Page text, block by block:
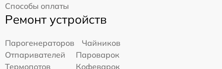
Способы оплаты
Ремонт устройств
Парогенераторов
Чайников
Отпаривателей
Пароварок
Термопотов
Кофеварок